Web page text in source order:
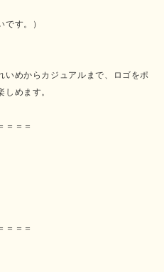
す。）
いめからカジュアルまで、ロゴをポ
めます。
＝＝＝
＝＝＝